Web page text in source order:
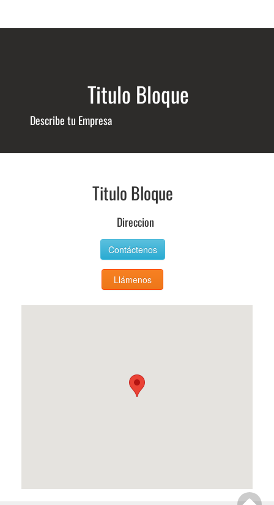
Titulo Bloque
Describe tu Empresa
Titulo Bloque
Direccion
Contáctenos
Llámenos